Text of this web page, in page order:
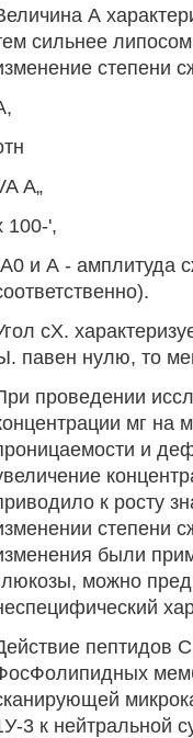
А
сильнее
степени
А„
100-',
и А - амплитуда
сХ.
павен нулю, то
проведении
мг на
и
к росту
степени
были
можно
пептидов
3 к нейтральной